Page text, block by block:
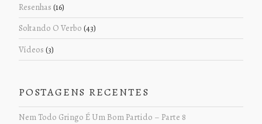
Resenhas (16)
Soltando O Verbo (43)
Vídeos (3)
POSTAGENS RECENTES
Nem Todo Gringo É Um Bom Partido – Parte 8